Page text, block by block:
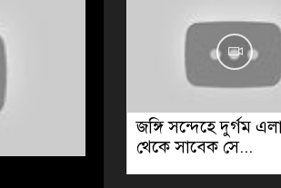
জঙ্গি সন্দেহে দুর্গম
থেকে সাবেক সে...